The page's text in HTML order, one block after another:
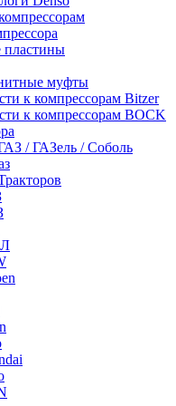
муфты
к компрессорам Bitzer
к компрессорам BOCK
/ ГАЗель / Соболь